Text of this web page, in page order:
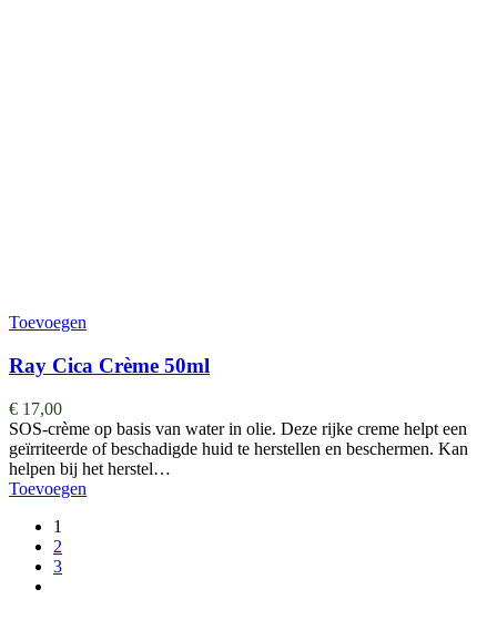
Toevoegen
Ray Cica Crème 50ml
€ 17,00
SOS-crème op basis van water in olie. Deze rijke creme helpt een
geïrriteerde of beschadigde huid te herstellen en beschermen. Kan
helpen bij het herstel…
Toevoegen
1
2
3